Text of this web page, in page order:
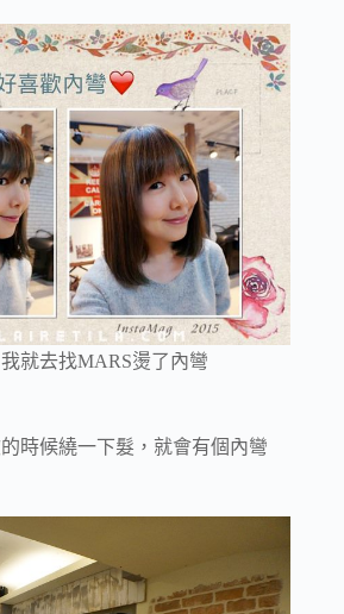
就去找MARS燙了內彎
時候繞一下髮，就會有個內彎